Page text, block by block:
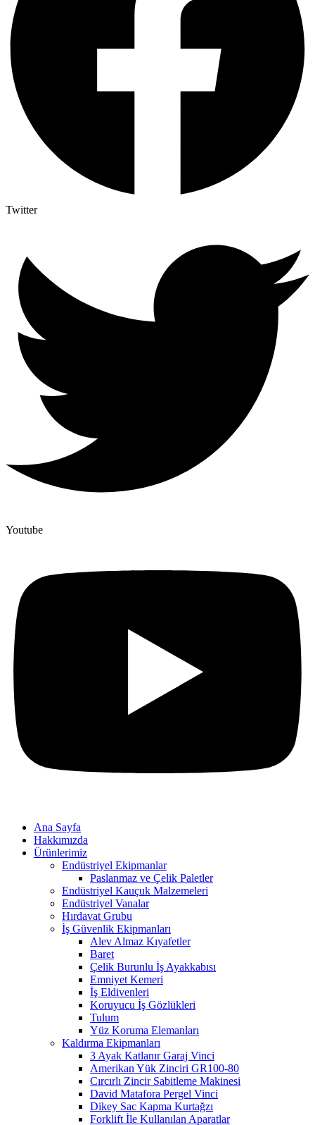
Twitter
Youtube
Ana Sayfa
Hakkımızda
Ürünlerimiz
Endüstriyel Ekipmanlar
Paslanmaz ve Çelik Paletler
Endüstriyel Kauçuk Malzemeleri
Endüstriyel Vanalar
Hırdavat Grubu
İş Güvenlik Ekipmanları
Alev Almaz Kıyafetler
Baret
Çelik Burunlu İş Ayakkabısı
Emniyet Kemeri
İş Eldivenleri
Koruyucu İş Gözlükleri
Tulum
Yüz Koruma Elemanları
Kaldırma Ekipmanları
3 Ayak Katlanır Garaj Vinci
Amerikan Yük Zinciri GR100-80
Cırcırlı Zincir Sabitleme Makinesi
David Matafora Pergel Vinci
Dikey Sac Kapma Kurtağzı
Forklift İle Kullanılan Aparatlar